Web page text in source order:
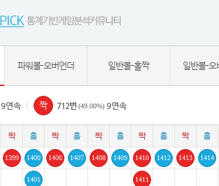
파워볼-오버언더 일반볼-홀짝 일반볼-오
9연속 712번 (49.00%) 9연속
1399 1400
1401
1406 1407 1408 1409 1410
1411
1412 1413 1414